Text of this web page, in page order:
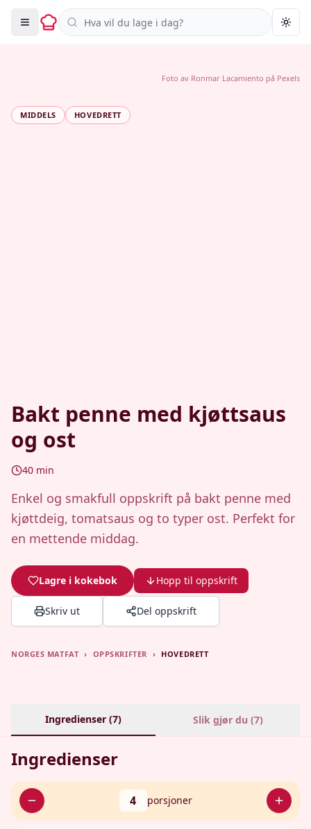
Søk i oppskrifter
MIDDELS HOVEDRETT
Bakt penne med kjøttsaus
og ost
40 min
Enkel og smakfull oppskrift på bakt penne med
kjøttdeig, tomatsaus og to typer ost. Perfekt for
en mettende middag.
Lagre i kokebok Hopp til oppskrift
Skriv ut Del oppskrift
Foto av Ronmar Lacamiento på Pexels
NORGES MATFAT › OPPSKRIFTER › HOVEDRETT
Ingredienser (7) Slik gjør du (7)
Ingredienser
4 porsjoner